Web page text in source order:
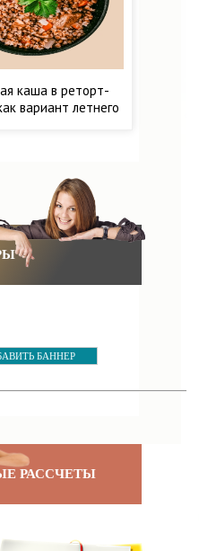
каша в реторт-
вариант летнего
БАННЕР
РАССЧЕТЫ